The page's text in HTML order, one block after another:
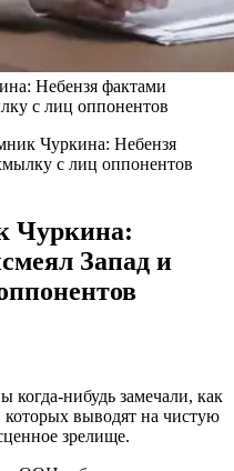
Небензя фактами
с лиц оппонентов
Чуркина: Небензя
с лиц оппонентов
Чуркина:
Запад и
когда-нибудь замечали, как
выводят на чистую
зрелище.